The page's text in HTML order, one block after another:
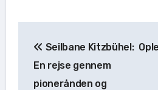
Seilbane Kitzbühel:
En rejse gennem
pionerånden og